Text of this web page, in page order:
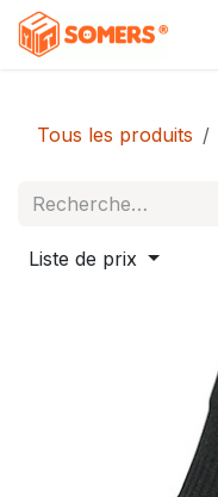
Se rendre au contenu
Tous les produits
Liste de prix